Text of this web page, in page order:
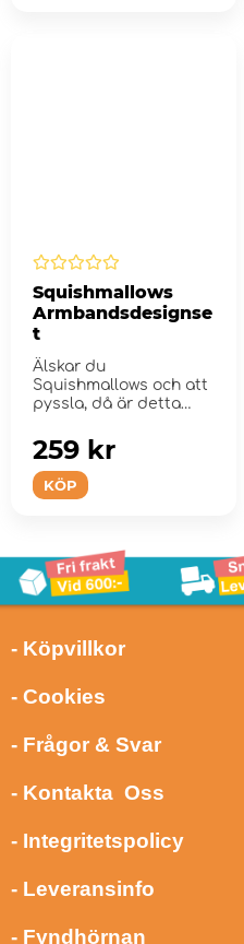
Squishmallows
Armbandsdesignse
t
Älskar du
Squishmallows och att
pyssla, då är detta
KÖP
259 kr
- Köpvillkor
- Cookies
- Frågor & Svar
- Kontakta Oss
- Integritetspolicy
- Leveransinfo
- Fyndhörnan